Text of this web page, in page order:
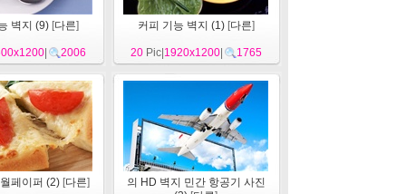
벽지 (9)[다른]
| 2006
커피 기능 벽지 (1)[다른]
20Pic| 1920x1200| 1765
페이퍼 (2)[다른]
의 HD 벽지 민간 항공기 사진